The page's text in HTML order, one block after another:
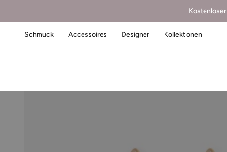
Kostenloser
Schmuck Accessoires Designer Kollektionen